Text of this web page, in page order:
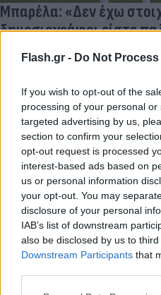
Flash.gr - Do Not
If you wish to opt-out of the
processing of your personal
targeted advertising by us,
section to confirm your
opt-out request is processed
interest-based ads based on
us or personal information
your opt-out. You may
disclosure of your personal
IAB’s list of downstream
also be disclosed by us to
Downstream Participants that
Μπαρέλα: «Δεν έχω
δημοσιογράφοι είστε
20.10.2023 18:52
Ασυγχώρητος Φατζόλι:
σε συμπαίκτες μου